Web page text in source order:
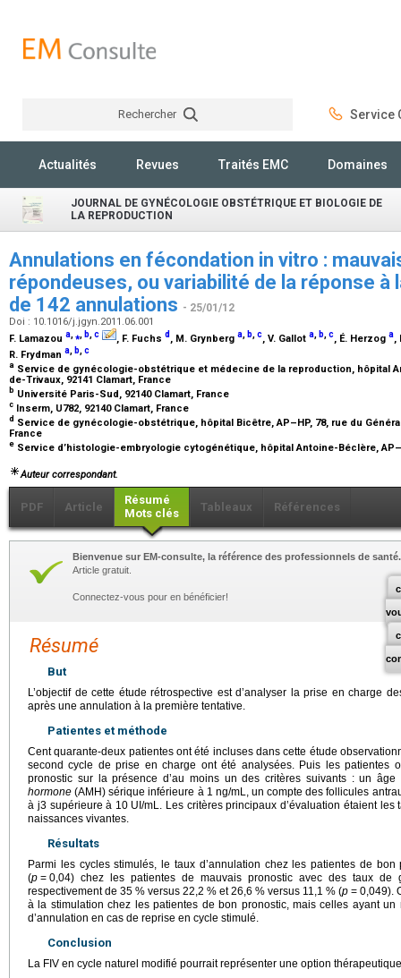
Rechercher Service
Actualités Revues Traités EMC Domaines
JOURNAL DE GYNÉCOLOGIE OBSTÉTRIQUE ET BIOLOGIE DE
LA REPRODUCTION
Annulations en fécondation in vitro :
répondeuses, ou variabilité de la réponse à
de 142 annulations - 25/01/12
Doi : 10.1016/j.jgyn.2011.06.001
F. Lamazou a,⁎, b,c , F. Fuchs d , M. Grynberg a, b,c, V. Gallot a, b,c, É. Herzog a,
R. Frydman a b c
a Service de gynécologie-obstétrique et médecine de la reproduction, hôpital
de-Trivaux, 92141 Clamart, France
b Université Paris-Sud, 92140 Clamart, France
c Inserm, U782, 92140 Clamart, France
d Service de gynécologie-obstétrique, hôpital Bicêtre, AP–HP, 78, rue du
France
e Service d’histologie-embryologie cytogénétique, hôpital Antoine-Béclère,
Auteur correspondant.
PDF Article
Résumé
Mots clés
Tableaux Références
Bienvenue sur EM-consulte, la référence des professionnels de santé.
Article gratuit.
Connectez-vous pour en bénéficier!
Résumé
But
L’objectif de cette étude rétrospective est d’analyser la prise en charge
après une annulation à la première tentative.
Patientes et méthode
Cent quarante-deux patientes ont été incluses dans cette étude
second cycle de prise en charge ont été analysées. Puis les patientes
pronostic sur la présence d’au moins un des critères suivants : un
hormone (AMH) sérique inférieure à 1 ng/mL, un compte des follicules
à j3 supérieure à 10 UI/mL. Les critères principaux d’évaluation étaient les
naissances vivantes.
Résultats
Parmi les cycles stimulés, le taux d’annulation chez les patientes de
(p = 0,04) chez les patientes de mauvais pronostic avec des taux de
respectivement de 35 % versus 22,2 % et 26,6 % versus 11,1 % (p = 0,049).
à la stimulation chez les patientes de bon pronostic, mais celles ayant
d’annulation en cas de reprise en cycle stimulé.
Conclusion
La FIV en cycle naturel modifié pourrait représenter une option